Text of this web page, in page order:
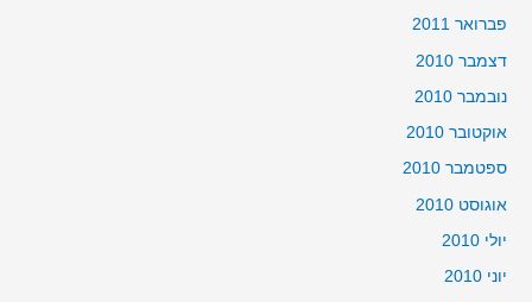
פברואר 2011
דצמבר 2010
נובמבר 2010
אוקטובר 2010
ספטמבר 2010
אוגוסט 2010
יולי 2010
יוני 2010